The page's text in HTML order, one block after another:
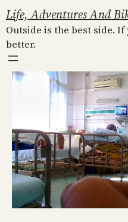
Skip
to
content
Life, Adventures And
Outside is the best side.
better.